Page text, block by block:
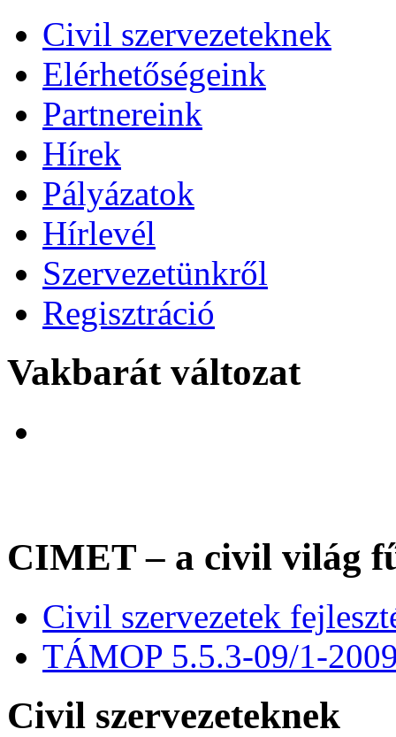
Civil szervezeteknek
Elérhetőségeink
Partnereink
Hírek
Pályázatok
Hírlevél
Szervezetünkről
Regisztráció
Vakbarát változat
CIMET – a civil világ
Civil szervezetek
TÁMOP 5.5.3-09/1-
Civil szervezeteknek